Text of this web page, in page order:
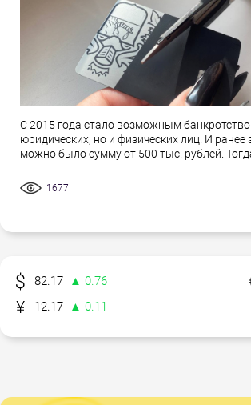
С 2015 года стало возможным банкротство
юридических, но и физических лиц. И ранее
можно было сумму от 500 тыс. рублей.
1677
82.17 ▲ 0.76
12.17
▲ 0.11